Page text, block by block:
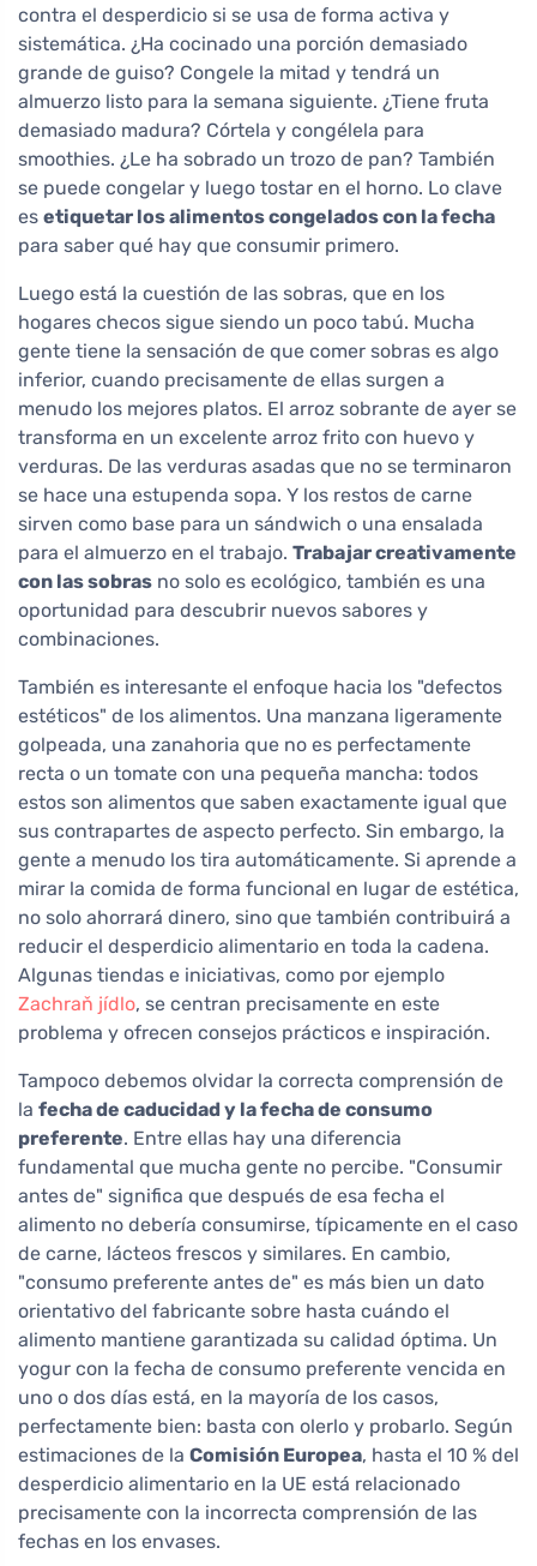
contra el desperdicio si se usa de forma activa y
sistemática. ¿Ha cocinado una porción demasiado
grande de guiso? Congele la mitad y tendrá un
almuerzo listo para la semana siguiente. ¿Tiene fruta
demasiado madura? Córtela y congélela para
smoothies. ¿Le ha sobrado un trozo de pan? También
se puede congelar y luego tostar en el horno. Lo clave
es etiquetar los alimentos congelados con la fecha
para saber qué hay que consumir primero.
Luego está la cuestión de las sobras, que en los
hogares checos sigue siendo un poco tabú. Mucha
gente tiene la sensación de que comer sobras es algo
inferior, cuando precisamente de ellas surgen a
menudo los mejores platos. El arroz sobrante de ayer se
transforma en un excelente arroz frito con huevo y
verduras. De las verduras asadas que no se terminaron
se hace una estupenda sopa. Y los restos de carne
sirven como base para un sándwich o una ensalada
para el almuerzo en el trabajo. Trabajar creativamente
con las sobras no solo es ecológico, también es una
oportunidad para descubrir nuevos sabores y
combinaciones.
También es interesante el enfoque hacia los "defectos
estéticos" de los alimentos. Una manzana ligeramente
golpeada, una zanahoria que no es perfectamente
recta o un tomate con una pequeña mancha: todos
estos son alimentos que saben exactamente igual que
sus contrapartes de aspecto perfecto. Sin embargo, la
gente a menudo los tira automáticamente. Si aprende a
mirar la comida de forma funcional en lugar de estética,
no solo ahorrará dinero, sino que también contribuirá a
reducir el desperdicio alimentario en toda la cadena.
Algunas tiendas e iniciativas, como por ejemplo
Zachraň jídlo, se centran precisamente en este
problema y ofrecen consejos prácticos e inspiración.
Tampoco debemos olvidar la correcta comprensión de
la fecha de caducidad y la fecha de consumo
preferente. Entre ellas hay una diferencia
fundamental que mucha gente no percibe. "Consumir
antes de" significa que después de esa fecha el
alimento no debería consumirse, típicamente en el caso
de carne, lácteos frescos y similares. En cambio,
"consumo preferente antes de" es más bien un dato
orientativo del fabricante sobre hasta cuándo el
alimento mantiene garantizada su calidad óptima. Un
yogur con la fecha de consumo preferente vencida en
uno o dos días está, en la mayoría de los casos,
perfectamente bien: basta con olerlo y probarlo. Según
estimaciones de la Comisión Europea, hasta el 10 % del
desperdicio alimentario en la UE está relacionado
precisamente con la incorrecta comprensión de las
fechas en los envases.